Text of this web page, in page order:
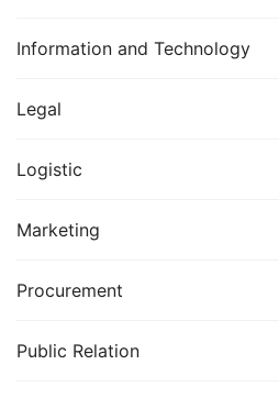
Information and Technology
Legal
Logistic
Marketing
Procurement
Public Relation